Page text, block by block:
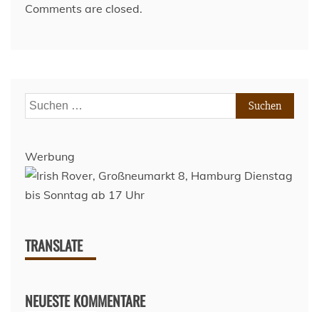
Comments are closed.
Suchen
nach:
Werbung
TRANSLATE
NEUESTE KOMMENTARE